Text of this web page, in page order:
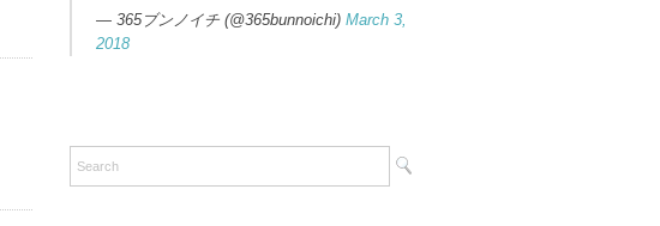
— 365ブンノイチ (@365bunnoichi) March 3,
2018